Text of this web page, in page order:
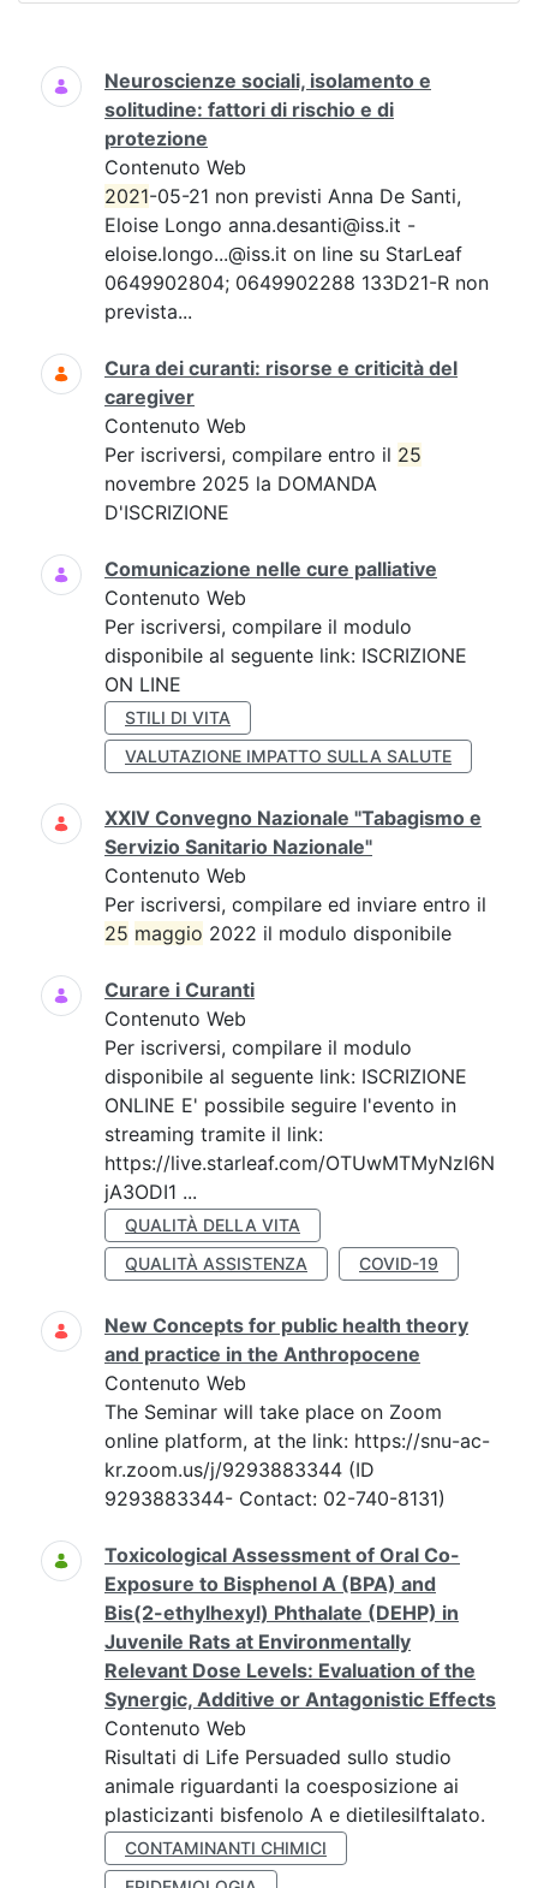
Ricerca
Neuroscienze sociali, isolamento e
solitudine: fattori di rischio e di
protezione
Contenuto Web
2021-05-21 non previsti Anna De Santi,
Eloise Longo anna.desanti@iss.it -
eloise.longo...@iss.it on line su StarLeaf
0649902804; 0649902288 133D21-R non
prevista...
Cura dei curanti: risorse e criticità del
caregiver
Contenuto Web
Per iscriversi, compilare entro il 25
novembre 2025 la DOMANDA
D'ISCRIZIONE
Comunicazione nelle cure palliative
Contenuto Web
Per iscriversi, compilare il modulo
disponibile al seguente link: ISCRIZIONE
ON LINE
STILI DI VITA
VALUTAZIONE IMPATTO SULLA SALUTE
XXIV Convegno Nazionale "Tabagismo e
Servizio Sanitario Nazionale"
Contenuto Web
Per iscriversi, compilare ed inviare entro il
25 maggio 2022 il modulo disponibile
Curare i Curanti
Contenuto Web
Per iscriversi, compilare il modulo
disponibile al seguente link: ISCRIZIONE
ONLINE E' possibile seguire l'evento in
streaming tramite il link:
https://live.starleaf.com/OTUwMTMyNzI6N
jA3ODI1 ...
QUALITÀ DELLA VITA
QUALITÀ ASSISTENZA
COVID-19
New Concepts for public health theory
and practice in the Anthropocene
Contenuto Web
The Seminar will take place on Zoom
online platform, at the link: https://snu-ac-
kr.zoom.us/j/9293883344 (ID
9293883344- Contact: 02-740-8131)
Toxicological Assessment of Oral Co-
Exposure to Bisphenol A (BPA) and
Bis(2-ethylhexyl) Phthalate (DEHP) in
Juvenile Rats at Environmentally
Relevant Dose Levels: Evaluation of the
Synergic, Additive or Antagonistic Effects
Contenuto Web
Risultati di Life Persuaded sullo studio
animale riguardanti la coesposizione ai
plasticizanti bisfenolo A e dietilesilftalato.
CONTAMINANTI CHIMICI